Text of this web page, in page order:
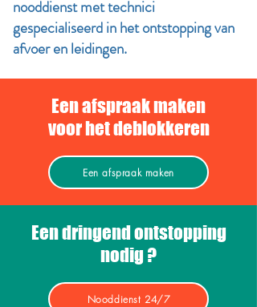
nooddienst met technici
gespecialiseerd in het ontstopping van
afvoer en leidingen.
Een afspraak maken
voor het deblokkeren
Een afspraak maken
Een dringend ontstopping
nodig ?
Nooddienst 24/7